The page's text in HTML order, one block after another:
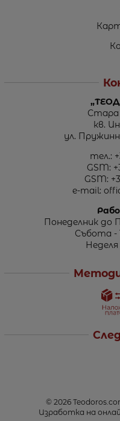
Стара
кв.
ул.
тел.:
GSM:
GSM:
e-mail:
Понеделник до
Събота -
© 2026
Изработка на